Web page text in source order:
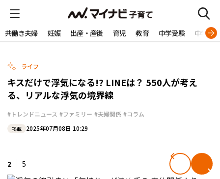
共働き夫婦 妊娠 出産・産後 育児 教育 中学受験 中学生
ライフ
キスだけで浮気になる!? LINEは？ 550人が考え
る、リアルな浮気の境界線
#トレンドニュース #ファミリー #夫婦関係 #コラム
掲載 2025年07月08日 10:29
2 5